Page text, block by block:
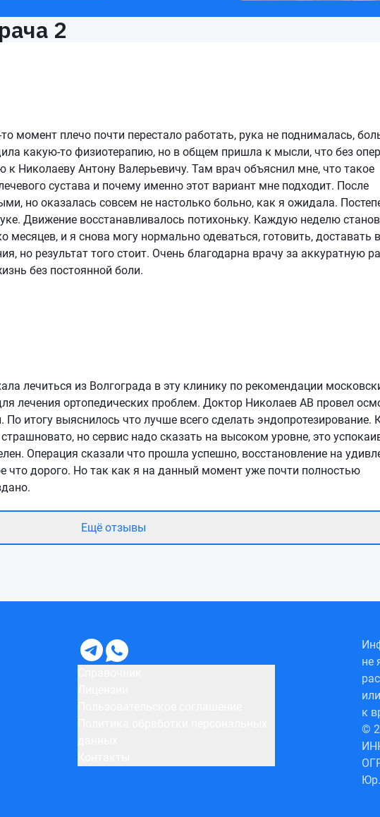
2
момент плечо почти перестало работать, рука не поднималась,
какую-то физиотерапию, но в общем пришла к мысли, что без
к Николаеву Антону Валерьевичу. Там врач объяснил мне, что такое
сустава и почему именно этот вариант мне подходит. После
но оказалась совсем не настолько больно, как я ожидала.
Движение восстанавливалось потихоньку. Каждую неделю
месяцев, и я снова могу нормально одеваться, готовить, доставать
но результат того стоит. Очень благодарна врачу за аккуратную
без постоянной боли.
лечиться из Волгограда в эту клинику по рекомендации
лечения ортопедических проблем. Доктор Николаев АВ провел
итогу выяснилось что лучше всего сделать эндопротезирование.
но сервис надо сказать на высоком уровне, это
Операция сказали что прошла успешно, восстановление на
что дорого. Но так как я на данный момент уже почти полностью
Ещё отзывы
не
к
©